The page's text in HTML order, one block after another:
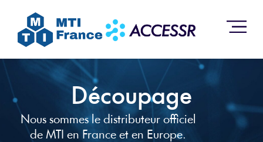
Découpage
Nous sommes le distributeur officiel
de MTI en France et en Europe.